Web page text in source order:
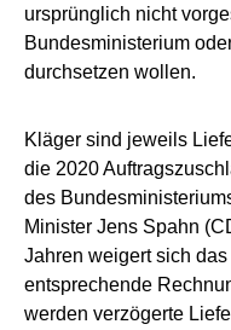
ursprünglich nicht
Bundesministerium
durchsetzen wollen.
Kläger sind jeweils
die 2020
des
Minister Jens Spahn
Jahren weigert sich
entsprechende
werden verzögerte